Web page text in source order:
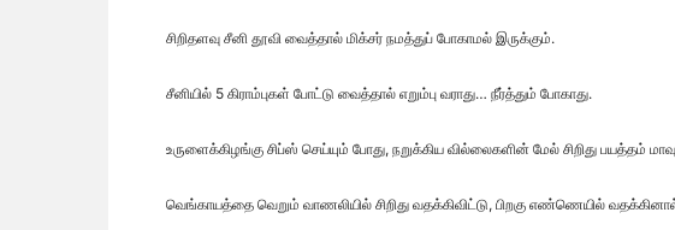
சிறிதளவு சீனி தூவி வைத்தால் மிக்சர் நமத்துப் போகாமல் இருக்கும்.
சீனியில் 5 கிராம்புகள் போட்டு வைத்தால் எறும்பு வராது… நீர்த்தும் போகாது.
உருளைக்கிழங்கு சிப்ஸ் செய்யும் போது, நறுக்கிய வில்லைகளின் மேல் சிறிது பயத்தம்
வெங்காயத்தை வெறும் வாணலியில் சிறிது வதக்கிவிட்டு, பிறகு எண்ணெயில் வதக்கினால்